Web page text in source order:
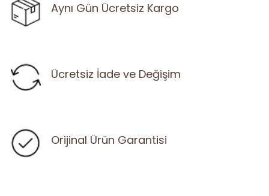
Aynı Gün Ücretsiz Kargo
Ücretsiz İade ve Değişim
Orijinal Ürün Garantisi